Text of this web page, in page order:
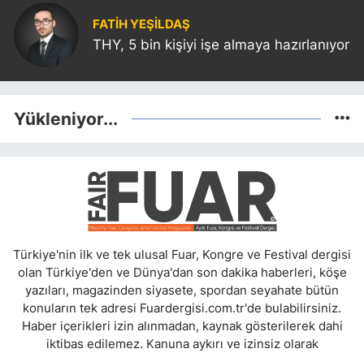
FATIH YEŞİLDAŞ
THY, 5 bin kişiyi işe almaya hazırlanıyor
Yükleniyor...
Türkiye'nin ilk ve tek ulusal Fuar, Kongre ve Festival dergisi
olan Türkiye'den ve Dünya'dan son dakika haberleri, köşe
yazıları, magazinden siyasete, spordan seyahate bütün
konuların tek adresi Fuardergisi.com.tr'de bulabilirsiniz.
Haber içerikleri izin alınmadan, kaynak gösterilerek dahi
iktibas edilemez. Kanuna aykırı ve izinsiz olarak